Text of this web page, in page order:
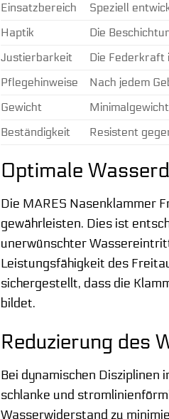
Einsatzbereich
Speziell
Haptik
Die
Justierbarkeit
Die Federkraft
Pflegehinweise
Nach jedem
Gewicht
Beständigkeit
Resistent
Optimale
Die MARES Nasenklammer
gewährleisten. Dies ist
unerwünschter
Leistungsfähigkeit des
sichergestellt, dass die
bildet.
Reduzierung des
Bei dynamischen Disziplinen
schlanke und
Wasserwiderstand zu